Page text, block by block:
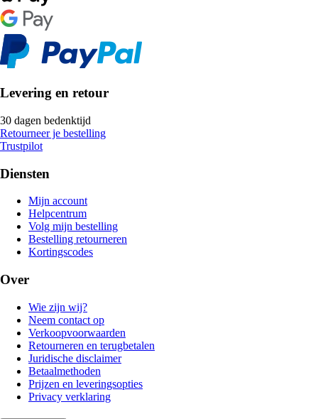
Levering en retour
30 dagen bedenktijd
Retourneer je bestelling
Trustpilot
Diensten
Mijn account
Helpcentrum
Volg mijn bestelling
Bestelling retourneren
Kortingscodes
Over
Wie zijn wij?
Neem contact op
Verkoopvoorwaarden
Retourneren en terugbetalen
Juridische disclaimer
Betaalmethoden
Prijzen en leveringsopties
Privacy verklaring